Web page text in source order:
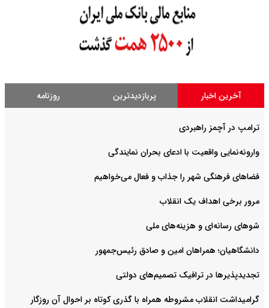
آخرین اخبار پربازدیدترین روزنامه
ترامپ در آچمز راهبردی
وارونه‌نمایی واقعیت با ادعای بحران نمایندگی
فضا‌های فرهنگی شهر را جذاب و فعال می‌‌خواهیم
مرور برخی اهداف یک انقلاب
شوهای رسانه‌ای و هزینه‌های ملی
دانشگاهیان؛ همراهان امین و صادق رئیس‌جمهور
تجدیدپذیرها در ترافیک تصمیم‌های دولتی
گرامیداشت انقلاب مشروطه همراه با گذری کوتاه بر احوال آن روزگار